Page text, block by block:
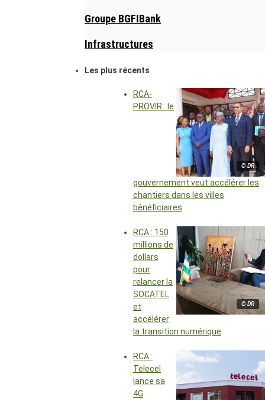
Groupe BGFIBank
Infrastructures
Les plus récents
© DR
RCA-
PROVIR : le
gouvernement veut accélérer les
chantiers dans les villes
bénéficiaires
© DR
RCA : 150
millions de
dollars
pour
relancer la
SOCATEL
et
accélérer
la transition numérique
RCA :
Telecel
lance sa
4G